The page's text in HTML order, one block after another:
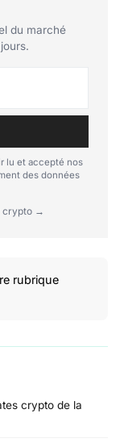
du marché
lu et accepté nos
des données
crypto →
rubrique
crypto de la